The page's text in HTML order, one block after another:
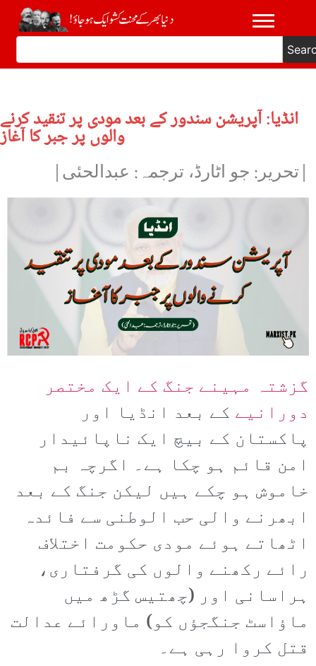
انڈیا: آپریشن سندور کے بعد مودی پر تنقید کرنے
والوں پر جبر کا آغاز
|تحریر: جو اٹارڈ، ترجمہ: عبدالحئی|
گزشتہ مہینے جنگ کے ایک مختصر
دورانیے کے بعد انڈیا اور
پاکستان کے بیچ ایک ناپائیدار
امن قائم ہو چکا ہے۔ اگرچہ بم
خاموش ہو چکے ہیں لیکن جنگ کے بعد
ابھرنے والی حب الوطنی سے فائدہ
اٹھاتے ہوئے مودی حکومت اختلاف
رائے رکھنے والوں کی گرفتاری،
ہراسانی اور (چھتیس گڑھ میں
ماؤاسٹ جنگجؤں کو) ماورائے عدالت
قتل کروا رہی ہے۔